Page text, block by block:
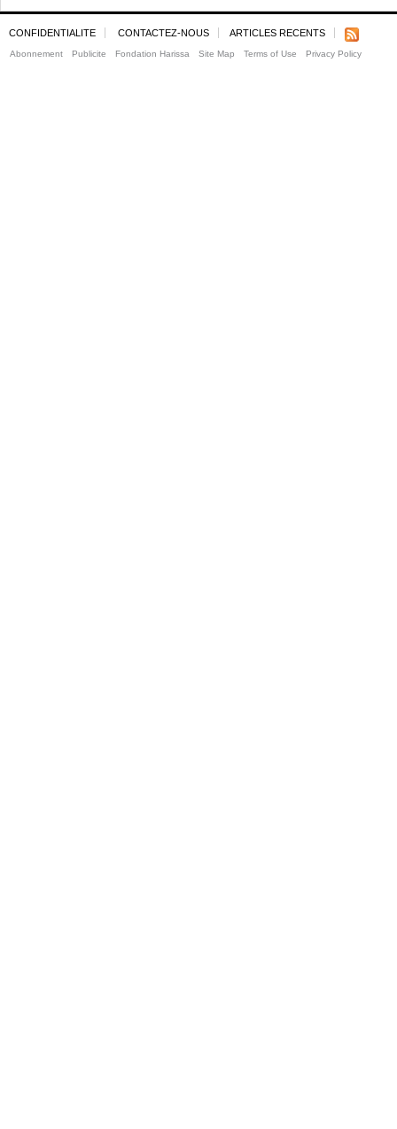
CONFIDENTIALITE CONTACTEZ-NOUS ARTICLES RECENTS
Abonnement Publicite Fondation Harissa Site Map Terms of Use Privacy Policy